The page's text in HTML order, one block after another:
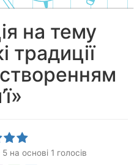
a
t
на тему
традиції
створенням
5 на основі 1 голосів